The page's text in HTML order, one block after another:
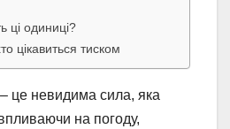
ці одиниці?
цікавиться тиском
це невидима сила, яка
на погоду,